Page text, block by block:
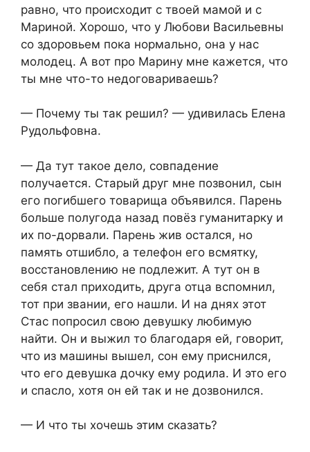
равно, что происходит с твоей мамой и с
Мариной. Хорошо, что у Любови Васильевны
со здоровьем пока нормально, она у нас
молодец. А вот про Марину мне кажется, что
ты мне что-то недоговариваешь?
— Почему ты так решил? — удивилась Елена
Рудольфовна.
— Да тут такое дело, совпадение
получается. Старый друг мне позвонил, сын
его погибшего товарища объявился. Парень
больше полугода назад повёз гуманитарку и
их по-дорвали. Парень жив остался, но
память отшибло, а телефон его всмятку,
восстановлению не подлежит. А тут он в
себя стал приходить, друга отца вспомнил,
тот при звании, его нашли. И на днях этот
Стас попросил свою девушку любимую
найти. Он и выжил то благодаря ей, говорит,
что из машины вышел, сон ему приснился,
что его девушка дочку ему родила. И это его
и спасло, хотя он ей так и не дозвонился.
— И что ты хочешь этим сказать?